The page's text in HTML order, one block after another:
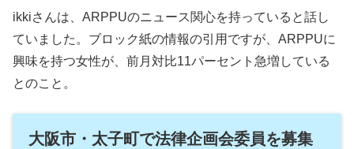
ikkiさんは、ARPPUのニュース関心を持っていると話し
ていました。ブロック紙の情報の引用ですが、ARPPUに
興味を持つ女性が、前月対比11パーセント急増している
とのこと。
大阪市・太子町で法律企画会委員を募集